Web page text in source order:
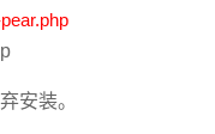
安装。